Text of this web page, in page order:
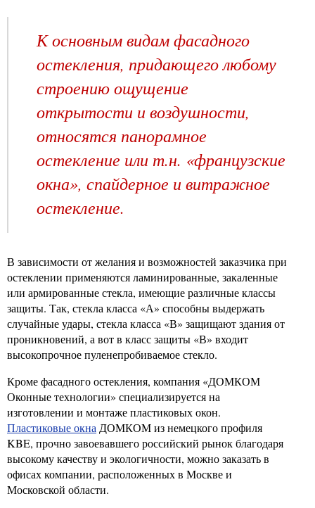
К основным видам фасадного
остекления, придающего любому
строению ощущение
открытости и воздушности,
относятся панорамное
остекление или т.н. «французские
окна», спайдерное и витражное
остекление.
В зависимости от желания и возможностей заказчика при
остеклении применяются ламинированные, закаленные
или армированные стекла, имеющие различные классы
защиты. Так, стекла класса «А» способны выдержать
случайные удары, стекла класса «В» защищают здания от
проникновений, а вот в класс защиты «В» входит
высокопрочное пуленепробиваемое стекло.
Кроме фасадного остекления, компания «ДОМКОМ
Оконные технологии» специализируется на
изготовлении и монтаже пластиковых окон.
Пластиковые окна ДОМКОМ из немецкого профиля
KBE, прочно завоевавшего российский рынок благодаря
высокому качеству и экологичности, можно заказать в
офисах компании, расположенных в Москве и
Московской области.